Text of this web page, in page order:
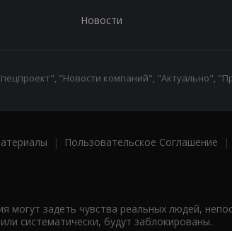
Новости
"Новости компаний", "Актуально",
| Пользовательское Соглашение |
задеть чувства реальных людей,
систематически, будут заблокированы.